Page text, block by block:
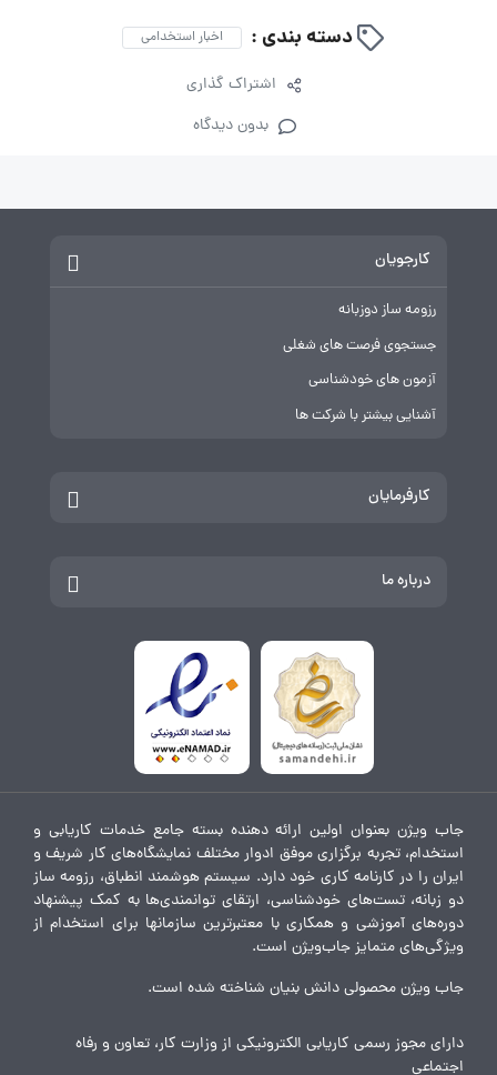
دسته بندی : اخبار استخدامی
اشتراک گذاری
بدون دیدگاه
کارجویان
رزومه ساز دوزبانه
جستجوی فرصت های شغلی
آزمون های خودشناسی
آشنایی بیشتر با شرکت ها
کارفرمایان
درباره ما
جاب ویژن بعنوان اولین ارائه دهنده بسته جامع خدمات کاریابی و
استخدام، تجربه برگزاری موفق ادوار مختلف نمایشگاه‌های کار شریف و
ایران را در کارنامه کاری خود دارد. سیستم هوشمند انطباق، رزومه ساز
دو زبانه، تست‌های خودشناسی، ارتقای توانمندی‌ها به کمک پیشنهاد
دوره‌های آموزشی و همکاری با معتبرترین سازمانها برای استخدام از
ویژگی‌های متمایز جاب‌ویژن است.
جاب ویژن محصولی دانش بنیان شناخته شده است.
دارای مجوز رسمی کاریابی الکترونیکی از وزارت کار، تعاون و رفاه
اجتماعی